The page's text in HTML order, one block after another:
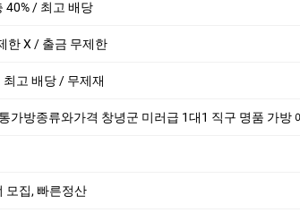
40% / 최고 배당
한 X / 출금 무제한
최고 배당 / 무제재
창녕군 미러급 1대1 직구 명품 가방 에르메스남자지갑 명품이커머
모집, 빠른정산